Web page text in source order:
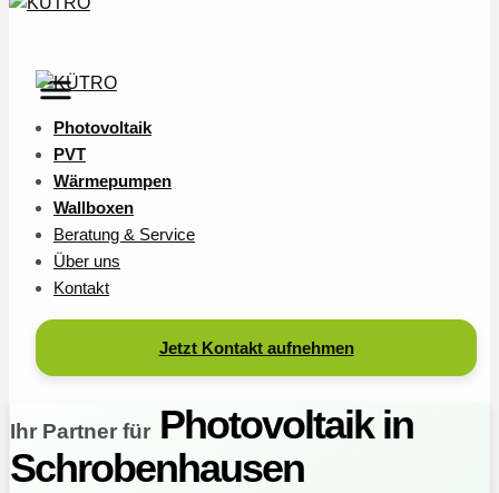
Photovoltaik
PVT
Wärmepumpen
Wallboxen
Beratung & Service
Über uns
Kontakt
Jetzt Kontakt aufnehmen
Ihr Partner für Photovoltaik in
Schrobenhausen